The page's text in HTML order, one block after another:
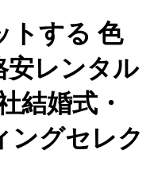
トする 色
安レンタル
結婚式・
ングセレク